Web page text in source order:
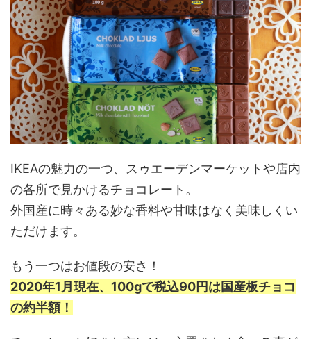
IKEAの魅力の一つ、スゥエーデンマーケットや店内
の各所で見かけるチョコレート。
外国産に時々ある妙な香料や甘味はなく美味しくい
ただけます。
もう一つはお値段の安さ！
2020年1月現在、100gで税込90円は国産板チョコ
の約半額！